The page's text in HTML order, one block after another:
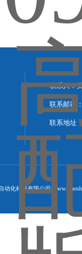
联系人：
联系邮箱
联系地址
动化科技有限公司